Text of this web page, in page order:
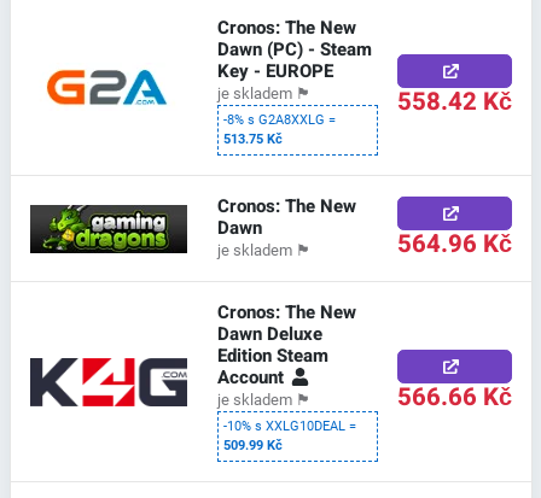
Cronos: The New
Dawn (PC) - Steam
Key - EUROPE
je skladem 🏴
-8% s G2A8XXLG =
513.75 Kč
558.42 Kč
Cronos: The New
Dawn
je skladem 🏴 564.96 Kč
Cronos: The New
Dawn Deluxe
Edition Steam
Account
je skladem 🏴
-10% s XXLG10DEAL =
509.99 Kč
566.66 Kč